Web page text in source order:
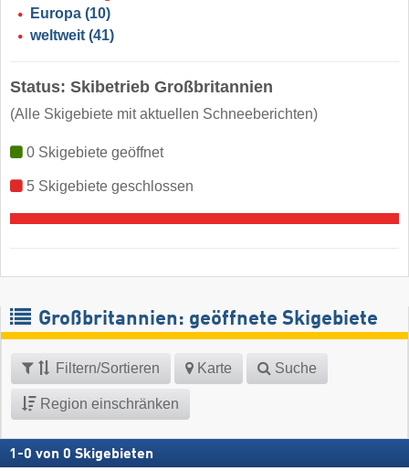
Europa (10)
weltweit (41)
Status: Skibetrieb Großbritannien
(Alle Skigebiete mit aktuellen Schneeberichten)
0 Skigebiete geöffnet
5 Skigebiete geschlossen
Großbritannien: geöffnete Skigebiete
Filtern/Sortieren Karte Suche
Region einschränken
1 -0 von 0 Skigebieten